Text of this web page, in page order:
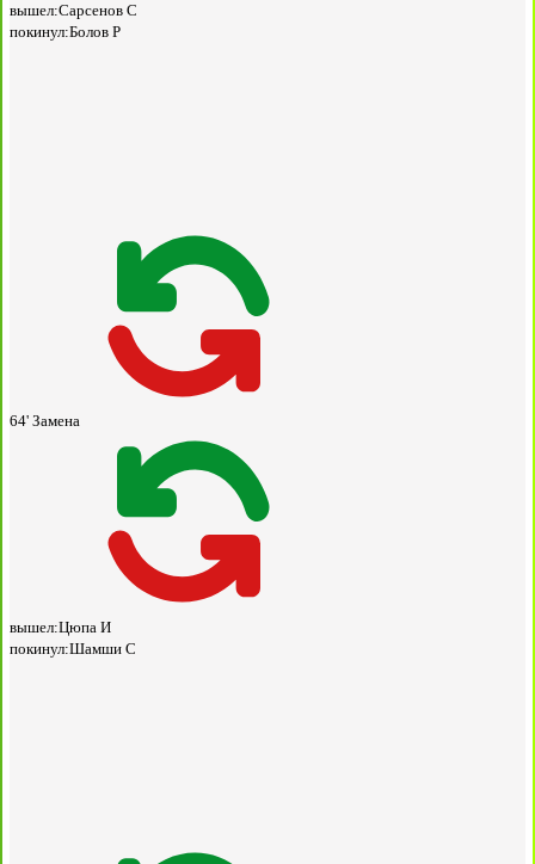
вышел:Сарсенов С
покинул:Болов Р
64' Замена
вышел:Цюпа И
покинул:Шамши С